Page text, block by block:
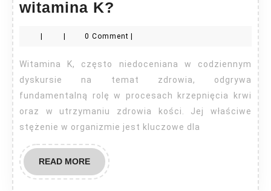
witamina K?
produkowana
witamina
K?
0 Comment
Witamina K, często niedoceniana w codziennym
dyskursie na temat zdrowia, odgrywa
fundamentalną rolę w procesach krzepnięcia krwi
oraz w utrzymaniu zdrowia kości. Jej właściwe
stężenie w organizmie jest kluczowe dla
READ MOREREAD
MORE